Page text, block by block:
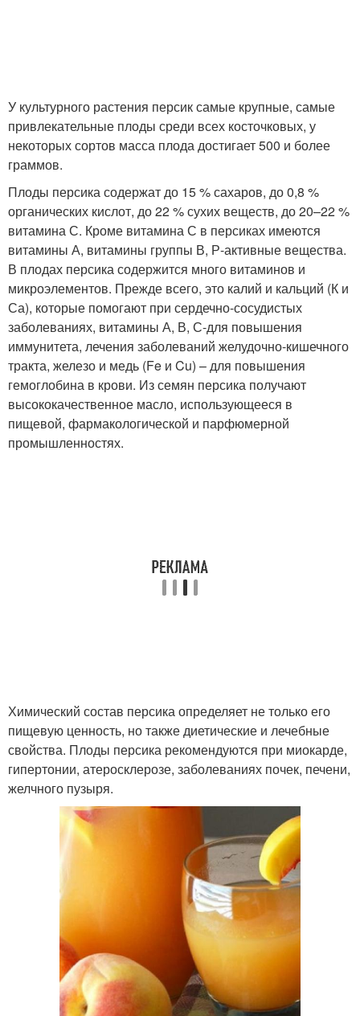
У культурного растения персик самые крупные, самые
привлекательные плоды среди всех косточковых, у
некоторых сортов масса плода достигает 500 и более
граммов.
Плоды персика содержат до 15 % сахаров, до 0,8 %
органических кислот, до 22 % сухих веществ, до 20–22 %
витамина С. Кроме витамина С в персиках имеются
витамины А, витамины группы В, Р-активные вещества.
В плодах персика содержится много витаминов и
микроэлементов. Прежде всего, это калий и кальций (К и
Са), которые помогают при сердечно-сосудистых
заболеваниях, витамины А, В, С-для повышения
иммунитета, лечения заболеваний желудочно-кишечного
тракта, железо и медь (Fe и Cu) – для повышения
гемоглобина в крови. Из семян персика получают
высококачественное масло, использующееся в
пищевой, фармакологической и парфюмерной
промышленностях.
Химический состав персика определяет не только его
пищевую ценность, но также диетические и лечебные
свойства. Плоды персика рекомендуются при миокарде,
гипертонии, атеросклерозе, заболеваниях почек, печени,
желчного пузыря.